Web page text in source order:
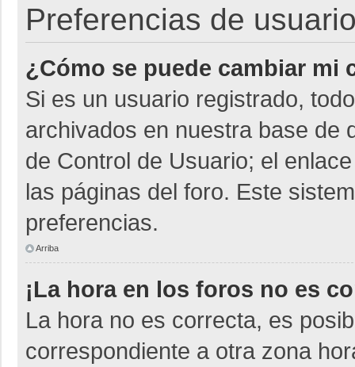
Preferencias de
¿Cómo se puede cambiar mi
Si es un usuario registrado,
archivados en nuestra base de
de Control de Usuario; el
las páginas del foro. Este
preferencias.
Arriba
¡La hora en los foros no es
La hora no es correcta, es
correspondiente a otra zona